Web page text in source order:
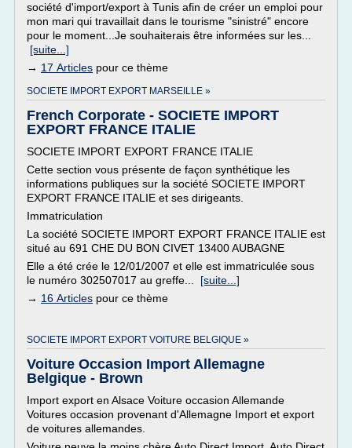
société d'import/export à Tunis afin de créer un emploi pour
mon mari qui travaillait dans le tourisme "sinistré" encore
pour le moment...Je souhaiterais être informées sur les...
[suite...]
→ 17 Articles pour ce thème
SOCIETE IMPORT EXPORT MARSEILLE »
French Corporate - SOCIETE IMPORT
EXPORT FRANCE ITALIE
SOCIETE IMPORT EXPORT FRANCE ITALIE
Cette section vous présente de façon synthétique les
informations publiques sur la société SOCIETE IMPORT
EXPORT FRANCE ITALIE et ses dirigeants.
Immatriculation
La société SOCIETE IMPORT EXPORT FRANCE ITALIE est
situé au 691 CHE DU BON CIVET 13400 AUBAGNE
Elle a été crée le 12/01/2007 et elle est immatriculée sous
le numéro 302507017 au greffe... [suite...]
→ 16 Articles pour ce thème
SOCIETE IMPORT EXPORT VOITURE BELGIQUE »
Voiture Occasion Import Allemagne
Belgique - Brown
Import export en Alsace Voiture occasion Allemande
Voitures occasion provenant d'Allemagne Import et export
de voitures allemandes.